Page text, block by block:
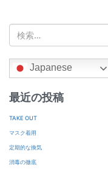
検
Japanese
最近の投稿
TAKE OUT
マスク着用
定期的な換気
消毒の徹底